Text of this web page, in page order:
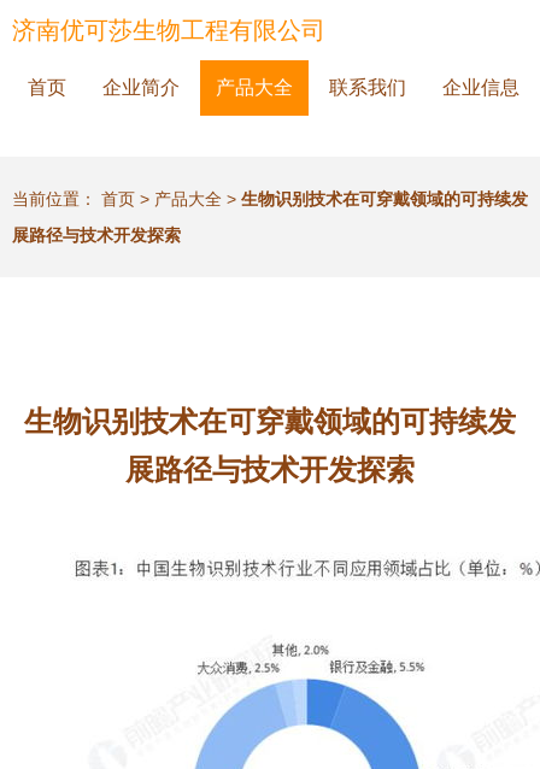
济南优可莎生物工程有限公司
首页 企业简介 产品大全 联系我们 企业信息
当前位置： 首页 > 产品大全 > 生物识别技术在可穿戴领域的可持续发
展路径与技术开发探索
生物识别技术在可穿戴领域的可持续发
展路径与技术开发探索